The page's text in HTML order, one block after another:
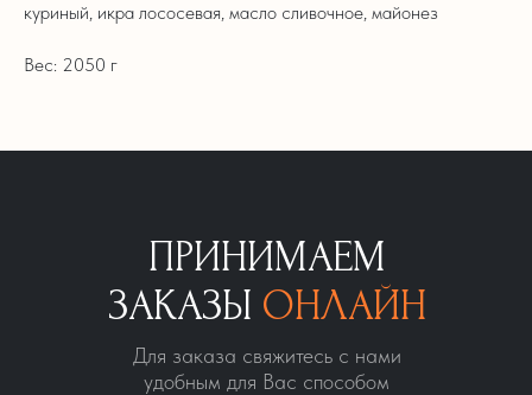
куриный, икра лососевая, масло сливочное, майонез
Вес: 2050 г
ПРИНИМАЕМ
ЗАКАЗЫ ОНЛАЙН
Для заказа свяжитесь с нами
удобным для Вас способом